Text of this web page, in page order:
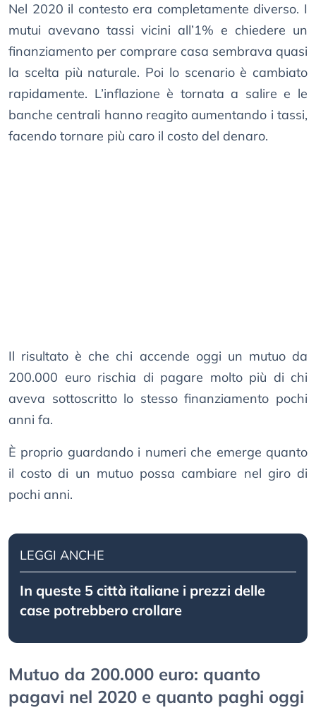
Nel 2020 il contesto era completamente diverso. I
mutui avevano tassi vicini all’1% e chiedere un
finanziamento per comprare casa sembrava quasi
la scelta più naturale. Poi lo scenario è cambiato
rapidamente. L’inflazione è tornata a salire e le
banche centrali hanno reagito aumentando i tassi,
facendo tornare più caro il costo del denaro.
Il risultato è che chi accende oggi un mutuo da
200.000 euro rischia di pagare molto più di chi
aveva sottoscritto lo stesso finanziamento pochi
anni fa.
È proprio guardando i numeri che emerge quanto
il costo di un mutuo possa cambiare nel giro di
pochi anni.
LEGGI ANCHE
In queste 5 città italiane i prezzi delle
case potrebbero crollare
Mutuo da 200.000 euro: quanto
pagavi nel 2020 e quanto paghi oggi